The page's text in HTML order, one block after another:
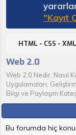
"Kayıt
HTML - CSS - XML
Web 2.0
Web 2.0 Nedir, Nasıl
Uygulamaları,
Bilgi ve Paylaşım
Bu forumda hiç